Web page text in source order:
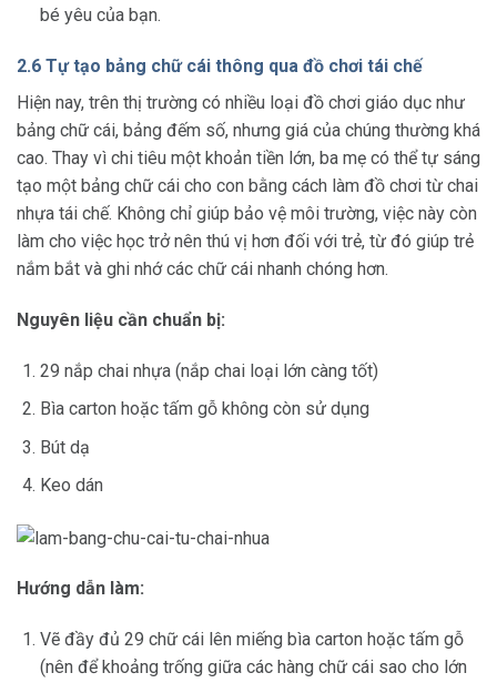
bé yêu của bạn.
2.6 Tự tạo bảng chữ cái thông qua đồ chơi tái chế
Hiện nay, trên thị trường có nhiều loại đồ chơi giáo dục như
bảng chữ cái, bảng đếm số, nhưng giá của chúng thường khá
cao. Thay vì chi tiêu một khoản tiền lớn, ba mẹ có thể tự sáng
tạo một bảng chữ cái cho con bằng cách làm đồ chơi từ chai
nhựa tái chế. Không chỉ giúp bảo vệ môi trường, việc này còn
làm cho việc học trở nên thú vị hơn đối với trẻ, từ đó giúp trẻ
nắm bắt và ghi nhớ các chữ cái nhanh chóng hơn.
Nguyên liệu cần chuẩn bị:
29 nắp chai nhựa (nắp chai loại lớn càng tốt)
Bìa carton hoặc tấm gỗ không còn sử dụng
Bút dạ
Keo dán
Hướng dẫn làm:
Vẽ đầy đủ 29 chữ cái lên miếng bìa carton hoặc tấm gỗ
(nên để khoảng trống giữa các hàng chữ cái sao cho lớn